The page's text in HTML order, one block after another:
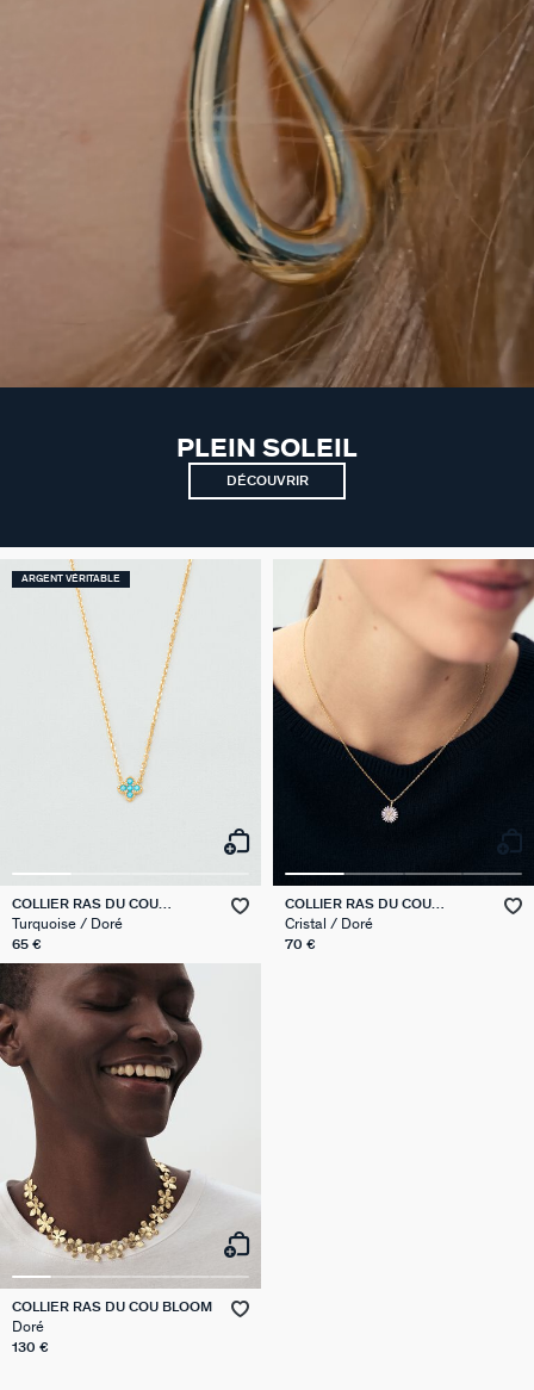
PLEIN SOLEIL
DÉCOUVRIR
ARGENT VÉRITABLE
COLLIER RAS DU COU
BELOVED
Turquoise / Doré
65 €
COLLIER RAS DU COU
BLOSSOM
Cristal / Doré
70 €
COLLIER RAS DU COU BLOOM
Doré
130 €